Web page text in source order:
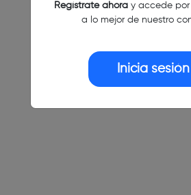
Regístrate ahoray accede por
a lo mejor de nuestro
Inicia sesión